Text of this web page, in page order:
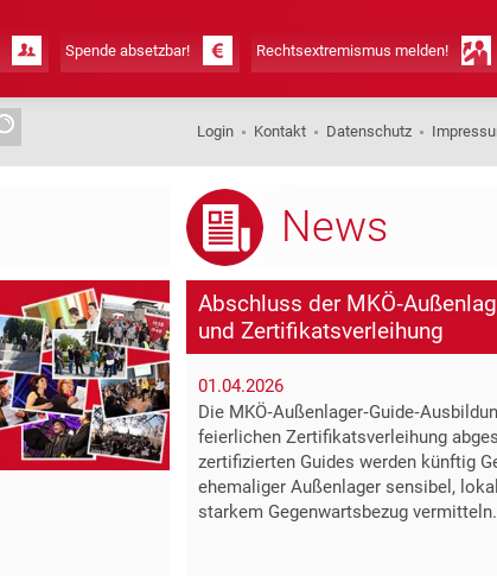
Spende absetzbar! Rechtsextremismus melden!
Login Kontakt Datenschutz
News
Abschluss der
und Zertifikatsverleihung
01.04.2026
Die
feierlichen Zertifikatsverleihung
zertifizierten Guides werden künftig
ehemaliger Außenlager sensibel,
starkem Gegenwartsbezug vermitteln.